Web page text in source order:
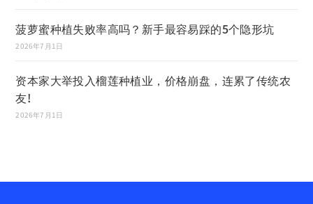
菠萝蜜种植失败率高吗？新手最容易踩的5个隐形坑
2026年7月1日
资本家大举投入榴莲种植业，价格崩盘，连累了传统农
友!
2026年7月1日